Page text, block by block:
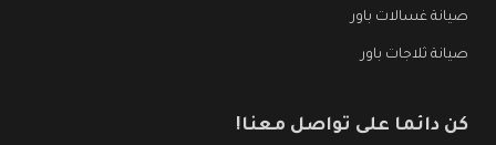
صيانة غسالات باور
صيانة ثلاجات باور
كن دائما على تواصل معنا!